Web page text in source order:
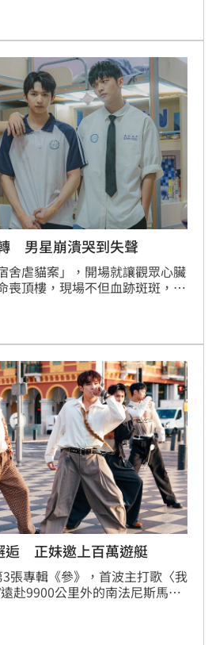
湊，沒能有更多時間深入體
狂問：「真的假的？」
男星崩潰哭到失聲
舍虐貓案」，開場就讓觀眾心臟
喪頂樓，現場不但血跡斑斑，貓
不只追兇，更挖出三名少年背
互動。三人被問到「到底誰是兇
難度爆表，更意外觸動情緒。蔡
逅 正妹邀上百萬遊艇
張專輯《參》，首波主打歌〈我
赴9900公里外的南法尼斯馬塞
醒目，不少歐洲當地居民、遊